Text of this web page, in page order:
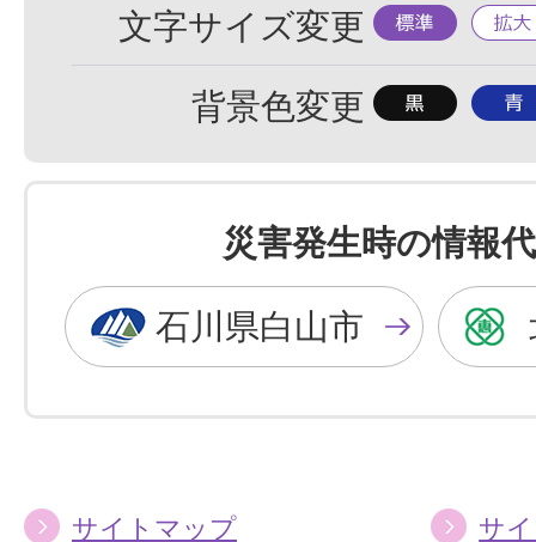
文字サイズ変更 標
準
拡
大
背景色変更 背
色
を
黒
色
に
背
色
を
青
色
に
災害発生時の情報
石川県白山市
サイトマップ サ